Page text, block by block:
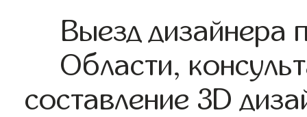
Выезд дизайнера
Области,
составление 3D